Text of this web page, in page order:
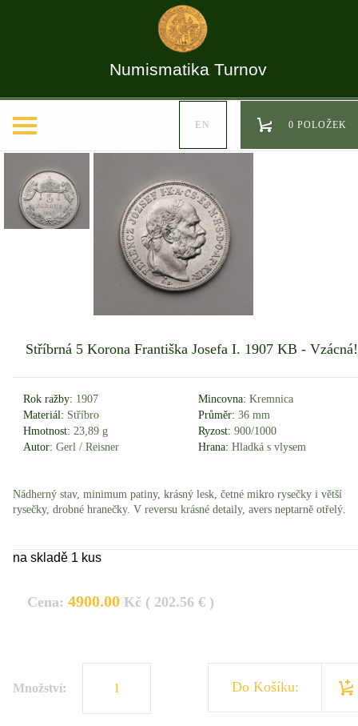
Numismatika Turnov
EN 0 POLOŽEK
Stříbrná 5 Korona Františka Josefa I. 1907 KB - Vzácná!
Rok ražby: 1907 Mincovna: Kremnica
Materiál: Stříbro Průměr: 36 mm
Hmotnost: 23,89 g Ryzost: 900/1000
Autor: Gerl / Reisner Hrana: Hladká s vlysem
Nádherný stav, minimum patiny, krásný lesk, četné mikro rysečky i větší
rysečky, drobné hranečky. V reversu krásné detaily, avers neptarně otřelý.
na skladě 1 kus
Cena: 4900.00 Kč ( 202.56 € )
Množství: Do Košíku: